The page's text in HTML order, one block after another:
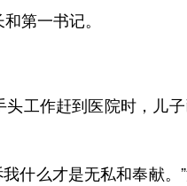
第一书记。
工作赶到医院时，儿
什么才是无私和奉献